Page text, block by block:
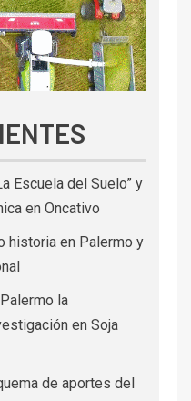
Escuela del Suelo” y
en Oncativo
historia en Palermo y
la
en Soja
de aportes del